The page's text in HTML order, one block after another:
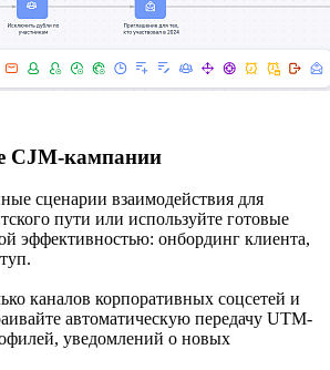
CJM-кампании
сценарии взаимодействия для
пути или используйте готовые
эффективностью: онбординг клиента,
каналов корпоративных соцсетей и
автоматическую передачу UTM-
уведомлений о новых